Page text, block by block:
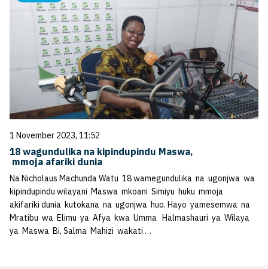
1 November 2023, 11:52
18 wagundulika na kipindupindu Maswa,
mmoja afariki dunia
Na Nicholaus Machunda Watu 18 wamegundulika na ugonjwa wa
kipindupindu wilayani Maswa mkoani Simiyu huku mmoja
akifariki dunia kutokana na ugonjwa huo. Hayo yamesemwa na
Mratibu wa Elimu ya Afya kwa Umma Halmashauri ya Wilaya
ya Maswa Bi, Salma Mahizi wakati …